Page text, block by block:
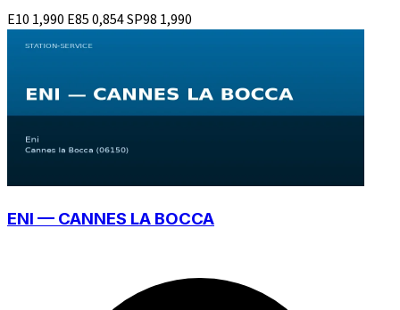
E10 1,990 E850,854SP98 1,990
ENI — CANNES LA BOCCA